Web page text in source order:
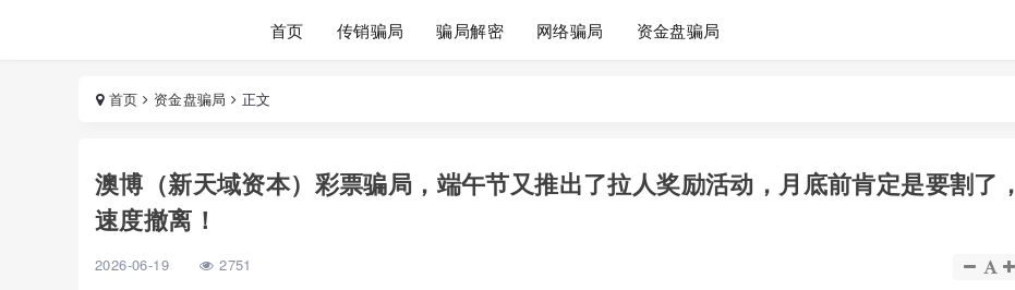
首页 传销骗局 骗局解密 网络骗局 资金盘骗局
首页 资金盘骗局 正文
澳博（新天域资本）彩票骗局，端午节又推出了拉人奖励活动，月底前肯定是要割了，
速度撤离！
2026-06-19 2751